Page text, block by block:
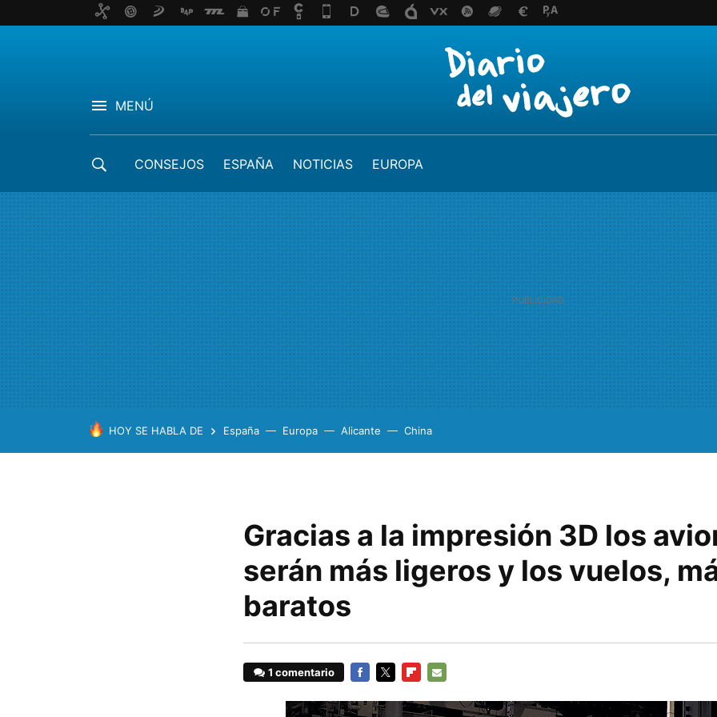
MENÚ
CONSEJOS ESPAÑA NOTICIAS EUROPA
HOY SE HABLA DE España Europa Alicante China
Gracias a la impresión 3D los
serán más ligeros y los vuelos,
baratos
1 comentario
MAIL